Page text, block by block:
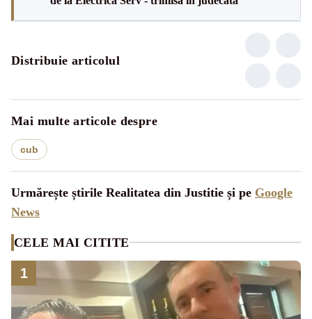
Distribuie articolul
Mai multe articole despre
cub
Urmărește știrile Realitatea din Justitie și pe Google
News
CELE MAI CITITE
1